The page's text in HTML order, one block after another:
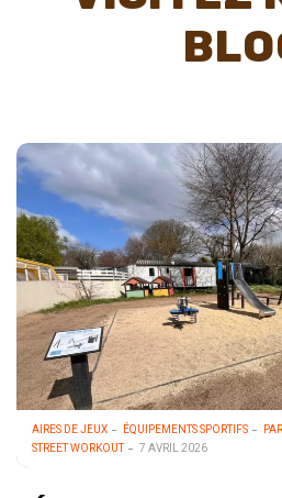
AIRES DE JEUX ÉQUIPEMENTS SPORTIFS
STREET WORKOUT
7 AVRIL 2026